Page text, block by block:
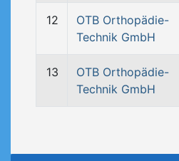
12
OTB Orthopädie-
Technik GmbH
13
OTB Orthopädie-
Technik GmbH